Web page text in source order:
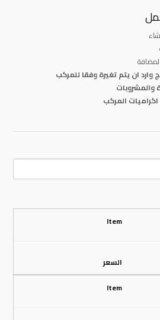
وارد ان يتم تغيرة وفقا للمركب
والمشروبات
المركب